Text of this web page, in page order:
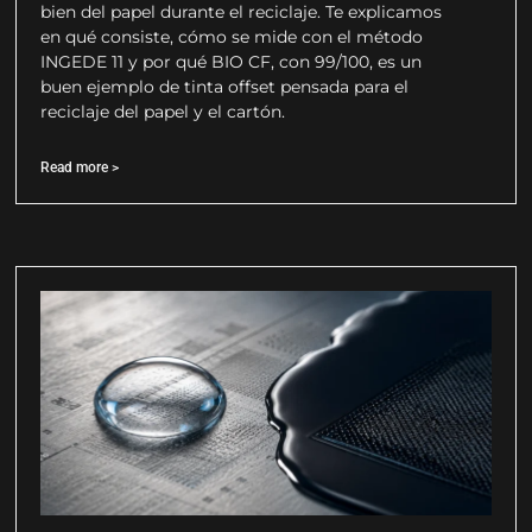
bien del papel durante el reciclaje. Te explicamos
en qué consiste, cómo se mide con el método
INGEDE 11 y por qué BIO CF, con 99/100, es un
buen ejemplo de tinta offset pensada para el
reciclaje del papel y el cartón.
Read more >